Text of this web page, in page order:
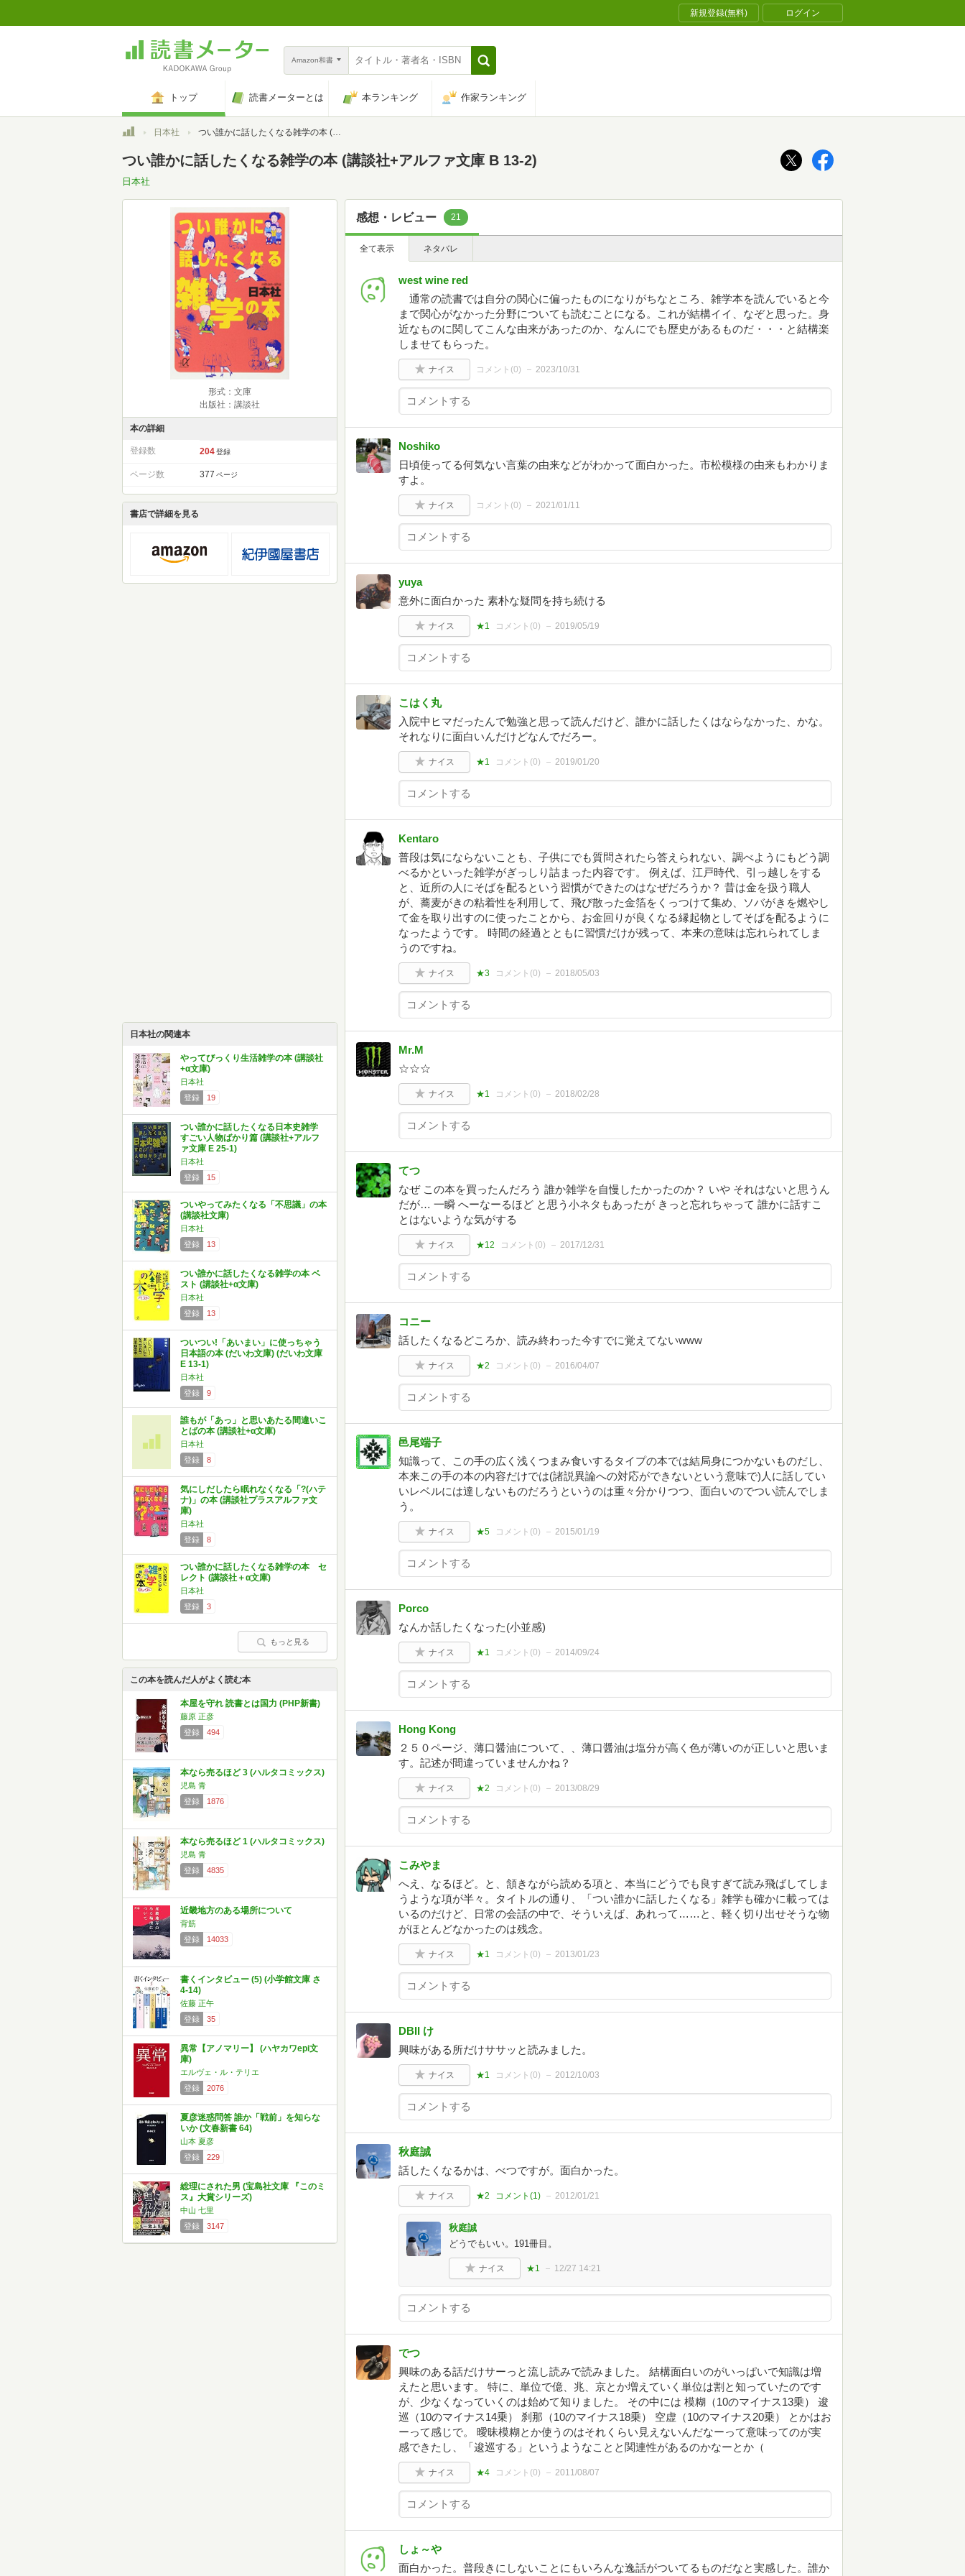
新規登録(無料) ログイン
Amazon和書
トップ 読書メーターとは 本ランキング 作家ランキング
トップ日本社 つい誰かに話したくなる雑学の本 (講談社+アルファ文庫 B 13-2)
つい誰かに話したくなる雑学の本 (講談社+アルファ文庫 B 13-2)
日本社
形式：文庫
出版社：講談社
本の詳細
登録数 204 登録
ページ数 377 ページ
書店で詳細を見る
日本社の関連本
やってびっくり生活雑学の本 (講談社
+α文庫)
日本社
登録
19
つい誰かに話したくなる日本史雑学
すごい人物ばかり篇 (講談社+アルフ
ァ文庫 E 25-1)
日本社
登録
15
ついやってみたくなる「不思議」の本
(講談社文庫)
日本社
登録
13
つい誰かに話したくなる雑学の本 ベ
スト (講談社+α文庫)
日本社
登録
13
ついつい!「あいまい」に使っちゃう
日本語の本 (だいわ文庫) (だいわ文庫
E 13-1)
日本社
登録
9
誰もが「あっ」と思いあたる間違いこ
とばの本 (講談社+α文庫)
日本社
登録
8
気にしだしたら眠れなくなる「?(ハテ
ナ)」の本 (講談社プラスアルファ文
庫)
日本社
登録
8
つい誰かに話したくなる雑学の本 セ
レクト (講談社＋α文庫)
日本社
登録
3
もっと見る
この本を読んだ人がよく読む本
本屋を守れ 読書とは国力 (PHP新書)
藤原 正彦
登録
494
本なら売るほど 3 (ハルタコミックス)
児島 青
登録
1876
本なら売るほど 1 (ハルタコミックス)
児島 青
登録
4835
近畿地方のある場所について
背筋
登録
14033
書くインタビュー (5) (小学館文庫 さ
4-14)
佐藤 正午
登録
35
異常【アノマリー】 (ハヤカワepi文
庫)
エルヴェ・ル・テリエ
登録
2076
夏彦迷惑問答 誰か「戦前」を知らな
いか (文春新書 64)
山本 夏彦
登録
229
総理にされた男 (宝島社文庫 『このミ
ス』大賞シリーズ)
中山 七里
登録
3147
感想・レビュー 21
全て表示 ネタバレ
west wine red
通常の読書では自分の関心に偏ったものになりがちなところ、雑学本を読んでいると今
まで関心がなかった分野についても読むことになる。これが結構イイ、なぞと思った。身
近なものに関してこんな由来があったのか、なんにでも歴史があるものだ・・・と結構楽
しませてもらった。
ナイス コメント(0) 2023/10/31
Noshiko
日頃使ってる何気ない言葉の由来などがわかって面白かった。市松模様の由来もわかりま
すよ。
ナイス コメント(0) 2021/01/11
yuya
意外に面白かった 素朴な疑問を持ち続ける
ナイス ★1 コメント(0) 2019/05/19
こはく丸
入院中ヒマだったんで勉強と思って読んだけど、誰かに話したくはならなかった、かな。
それなりに面白いんだけどなんでだろー。
ナイス ★1 コメント(0) 2019/01/20
Kentaro
普段は気にならないことも、子供にでも質問されたら答えられない、調べようにもどう調
べるかといった雑学がぎっしり詰まった内容です。 例えば、江戸時代、引っ越しをする
と、近所の人にそばを配るという習慣ができたのはなぜだろうか？ 昔は金を扱う職人
が、蕎麦がきの粘着性を利用して、飛び散った金箔をくっつけて集め、ソバがきを燃やし
て金を取り出すのに使ったことから、お金回りが良くなる縁起物としてそばを配るように
なったようです。 時間の経過とともに習慣だけが残って、本来の意味は忘れられてしま
うのですね。
ナイス ★3 コメント(0) 2018/05/03
Mr.M
☆☆☆
ナイス ★1 コメント(0) 2018/02/28
てつ
なぜ この本を買ったんだろう 誰か雑学を自慢したかったのか？ いや それはないと思うん
だが… 一瞬 へーなーるほど と思う小ネタもあったが きっと忘れちゃって 誰かに話すこ
とはないような気がする
ナイス ★12 コメント(0) 2017/12/31
コニー
話したくなるどころか、読み終わった今すでに覚えてないwww
ナイス ★2 コメント(0) 2016/04/07
邑尾端子
知識って、この手の広く浅くつまみ食いするタイプの本では結局身につかないものだし、
本来この手の本の内容だけでは(諸説異論への対応ができないという意味で)人に話してい
いレベルには達しないものだろうというのは重々分かりつつ、面白いのでつい読んでしま
う。
ナイス ★5 コメント(0) 2015/01/19
Porco
なんか話したくなった(小並感)
ナイス ★1 コメント(0) 2014/09/24
Hong Kong
２５０ページ、薄口醤油について、、薄口醤油は塩分が高く色が薄いのが正しいと思いま
す。記述が間違っていませんかね？
ナイス ★2 コメント(0) 2013/08/29
こみやま
へえ、なるほど。と、頷きながら読める項と、本当にどうでも良すぎて読み飛ばしてしま
うような項が半々。タイトルの通り、「つい誰かに話したくなる」雑学も確かに載っては
いるのだけど、日常の会話の中で、そういえば、あれって……と、軽く切り出せそうな物
がほとんどなかったのは残念。
ナイス ★1 コメント(0) 2013/01/23
DBII け
興味がある所だけササッと読みました。
ナイス ★1 コメント(0) 2012/10/03
秋庭誠
話したくなるかは、べつですが。面白かった。
ナイス ★2 コメント(1) 2012/01/21
秋庭誠
どうでもいい。191冊目。
ナイス ★1 12/27 14:21
でつ
興味のある話だけサーっと流し読みで読みました。 結構面白いのがいっぱいで知識は増
えたと思います。 特に、単位で億、兆、京とか増えていく単位は割と知っていたのです
が、少なくなっていくのは始めて知りました。 その中には 模糊（10のマイナス13乗） 逡
巡（10のマイナス14乗） 刹那（10のマイナス18乗） 空虚（10のマイナス20乗） とかはお
ーって感じで。 曖昧模糊とか使うのはそれくらい見えないんだなーって意味ってのが実
感できたし、「逡巡する」というようなことと関連性があるのかなーとか（
ナイス ★4 コメント(0) 2011/08/07
しょ～や
面白かった。普段きにしないことにもいろんな逸話がついてるものだなと実感した。誰か